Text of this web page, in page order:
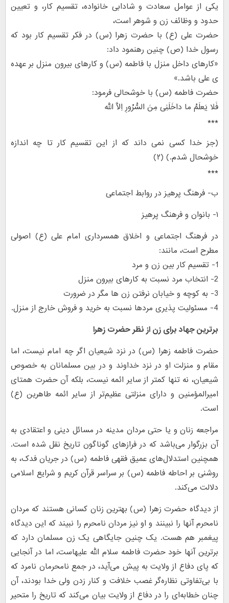
یکی از عوامل سعادت و شادابی خانواده، تقسیم کار، و تعیین
حدود و وظائف زن و شوهر است،
حضرت علی (ع) با حضرت زهرا (س) در فکر تقسیم کار بود که
رسول خدا (ص) چنین رهنمود داد:
«کارهای داخل منزل با فاطمه (س) و کارهای بیرون منزل بر عهده
ی علی باشد.»
حضرت فاطمه (س) با خوشحالی فرمود:
فَلا یَعلَمُ ما داخَلَنِی مِنَ السُّرُورِ اِلاَّ الله
***
(جز خدا کسی نمی داند که از این تقسیم کار تا چه اندازه
خوشحال شدم.) (۲)
***
ب- فرهنگ پرهیز در روابط اجتماعی
۱- بانوان و فرهنگ پرهیز
در فرهنگ اجتماعی و اخلاق همسرداری امام علی (ع) اصولی
مطرح است، مانند:
1- تقسیم کار بین زن و مرد
2- انتخاب مرد نسبت به کارهای بیرون منزل
3- به کوچه و خیابان نرفتن زن ها مگر در ضرورت
4- مسئولیت پذیری مردها نسبت به خرید و فروش خارج از منزل.
برترین جهاد برای زن از نظر حضرت زهرا
حضرت فاطمه زهرا (س) در نزد شیعیان اگر چه امام نیست، اما
مقام و منزلت او در نزد خداوند و در بین مسلمانان به خصوص
شیعیان، نه تنها کمتر از سایر ائمه نیست، بلکه آن حضرت همتای
امیرالمؤمنین و دارای منزلتی عظیم‌تر از سایر ائمه طاهرین (ع)
است.
مراجعه زنان و یا حتی مردان مدینه در مسائل دینی و اعتقادی به
آن بزرگوار می‌باشد که در فرازهای گوناگون تاریخ نقل شده است.
همچنین استدلال‌های عمیق فقهی فاطمه (س) در جریان فدک، به
روشنی بر احاطه فاطمه (س) بر سراسر قرآن کریم و شرایع اسلامی
دلالت می‌کند.
از دیدگاه حضرت زهرا (س) بهترین زنان کسانی هستند که مردان
نامحرم آنها را نبینند و او نیز مردان نامحرم را نبیند که این دیدگاه
پیغمبر هم هست. یک چنین جایگاهی یک زن مسلمان دارد که
برترین آنها خود حضرت فاطمه سلام الله علیهاست، اما در آنجایی
که پای دفاع از ولایت به پیش می‌آید، در جمع نامحرمان نامرد که
با بی‌تفاوتی نظاره‌گر غصب خلافت و کنار زدن ولی خدا بودند، آن
چنان خطابه‌ای را در دفاع از ولایت بیان می‌کند که تاریخ را متحیر